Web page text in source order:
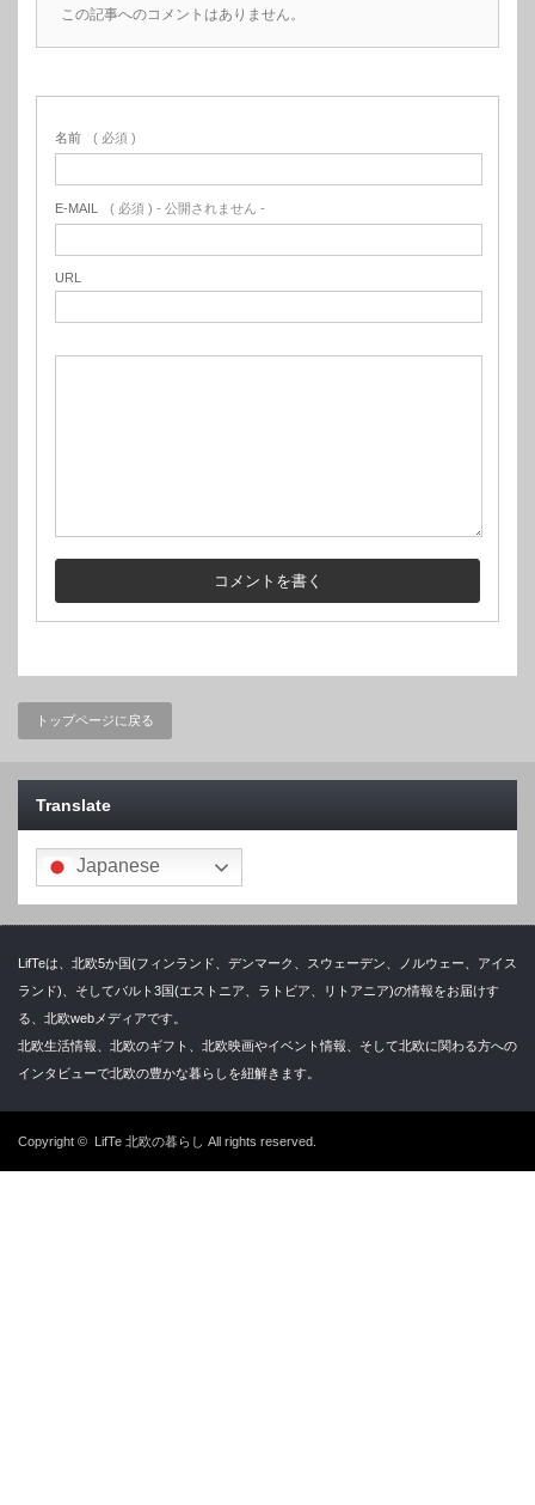
この記事へのコメントはありません。
名前 ( 必須 )
E-MAIL ( 必須 ) - 公開されません -
URL
トップページに戻る
Translate
Japanese
LifTeは、北欧5か国(フィンランド、デンマーク、スウェーデン、ノルウェー、アイス
ランド)、そしてバルト3国(エストニア、ラトビア、リトアニア)の情報をお届けす
る、北欧webメディアです。
北欧生活情報、北欧のギフト、北欧映画やイベント情報、そして北欧に関わる方への
インタビューで北欧の豊かな暮らしを紐解きます。
Copyright © LifTe 北欧の暮らし All rights reserved.